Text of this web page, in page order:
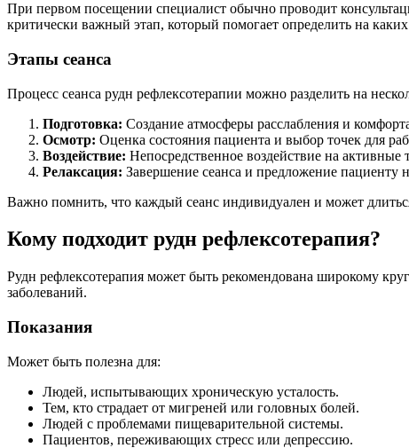
При первом посещении специалист обычно проводит
критически важный этап, который помогает определить на каких
Этапы сеанса
Процесс сеанса рудн рефлексотерапии можно разделить на
Подготовка: Создание атмосферы расслабления и
Осмотр: Оценка состояния пациента и выбор точек для
Воздействие: Непосредственное воздействие на
Релаксация: Завершение сеанса и предложение пациенту
Важно помнить, что каждый сеанс индивидуален и может
Кому подходит рудн рефлексотерапия?
Рудн рефлексотерапия может быть рекомендована широкому
заболеваний.
Показания
Может быть полезна для:
Людей, испытывающих хроническую усталость.
Тем, кто страдает от мигреней или головных болей.
Людей с проблемами пищеварительной системы.
Пациентов, переживающих стресс или депрессию.